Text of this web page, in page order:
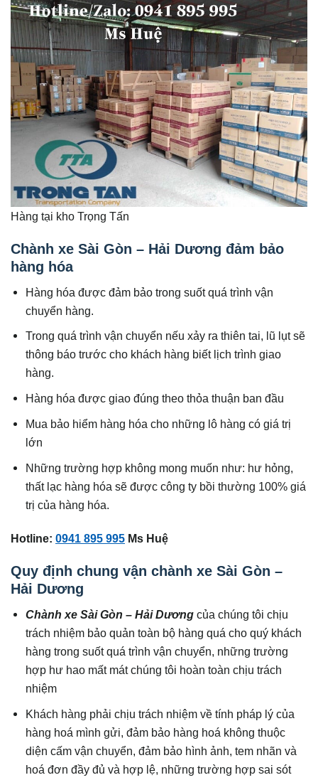
Hàng tại kho Trọng Tấn
Chành xe Sài Gòn – Hải Dương đảm bảo
hàng hóa
Hàng hóa được đảm bảo trong suốt quá trình vận
chuyển hàng.
Trong quá trình vận chuyển nếu xảy ra thiên tai, lũ lụt sẽ
thông báo trước cho khách hàng biết lịch trình giao
hàng.
Hàng hóa được giao đúng theo thỏa thuận ban đầu
Mua bảo hiểm hàng hóa cho những lô hàng có giá trị
lớn
Những trường hợp không mong muốn như: hư hỏng,
thất lạc hàng hóa sẽ được công ty bồi thường 100% giá
trị của hàng hóa.
Hotline: 0941 895 995 Ms Huệ
Quy định chung vận chành xe Sài Gòn –
Hải Dương
Chành xe Sài Gòn – Hải Dương của chúng tôi chịu
trách nhiệm bảo quản toàn bộ hàng quá cho quý khách
hàng trong suốt quá trình vận chuyển, những trường
hợp hư hao mất mát chúng tôi hoàn toàn chịu trách
nhiệm
Khách hàng phải chịu trách nhiệm về tính pháp lý của
hàng hoá mình gửi, đảm bảo hàng hoá không thuộc
diện cấm vận chuyển, đảm bảo hình ảnh, tem nhãn và
hoá đơn đầy đủ và hợp lệ, những trường hợp sai sót